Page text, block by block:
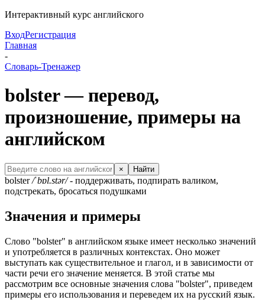
Интерактивный курс английского
ВходРегистрация
Главная
-
Словарь-Тренажер
bolster — перевод,
произношение, примеры на
английском
× Найти
bolster /ˈbɒl.stər/- поддерживать, подпирать валиком,
подстрекать, бросаться подушками
Значения и примеры
Слово "bolster" в английском языке имеет несколько значений
и употребляется в различных контекстах. Оно может
выступать как существительное и глагол, и в зависимости от
части речи его значение меняется. В этой статье мы
рассмотрим все основные значения слова "bolster", приведем
примеры его использования и переведем их на русский язык.